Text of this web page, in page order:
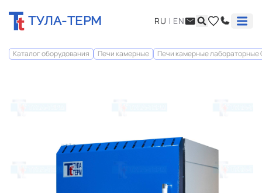
ТУЛА-ТЕРМ RU | EN
Каталог оборудования Печи камерные Печи камерные